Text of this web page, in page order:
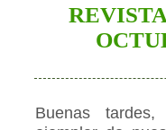
Buenas